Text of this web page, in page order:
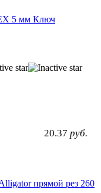
Ключ
20.37 руб.